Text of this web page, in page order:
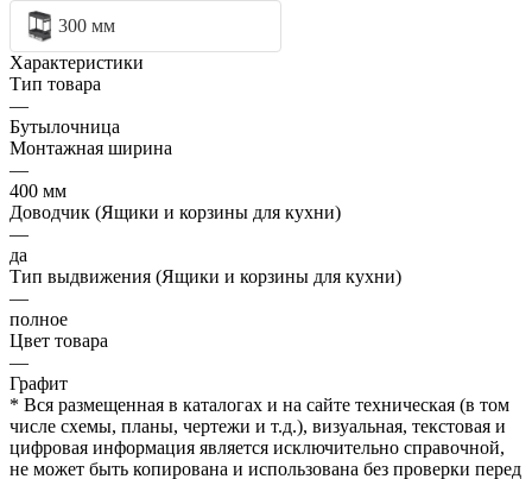
300 мм
Характеристики
Тип товара
—
Бутылочница
Монтажная ширина
—
400 мм
Доводчик (Ящики и корзины для кухни)
—
да
Тип выдвижения (Ящики и корзины для кухни)
—
полное
Цвет товара
—
Графит
* Вся размещенная в каталогах и на сайте техническая (в том
числе схемы, планы, чертежи и т.д.), визуальная, текстовая и
цифровая информация является исключительно справочной,
не может быть копирована и использована без проверки перед